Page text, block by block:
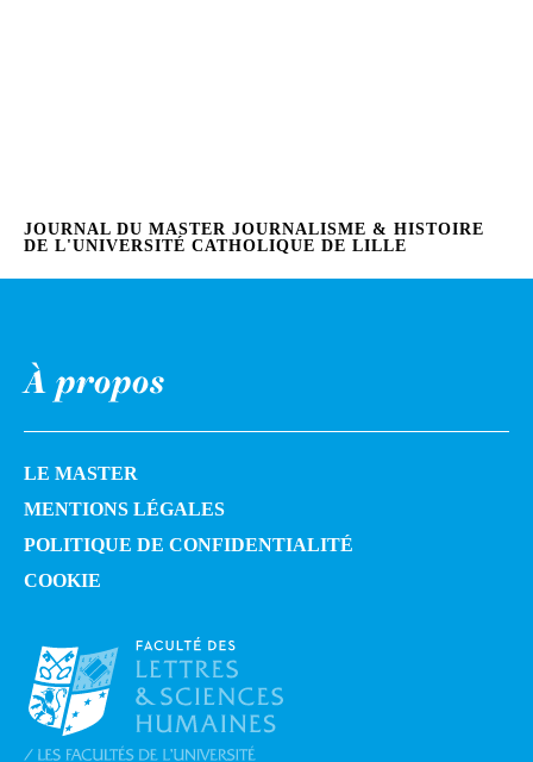
JOURNAL DU MASTER JOURNALISME & HISTOIRE
DE L'UNIVERSITÉ CATHOLIQUE DE LILLE
À propos
LE MASTER
MENTIONS LÉGALES
POLITIQUE DE CONFIDENTIALITÉ
COOKIE